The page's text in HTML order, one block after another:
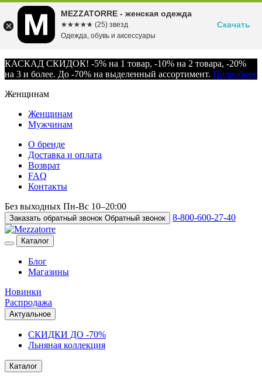
КАСКАД СКИДОК! -5% на 1 товар, -10% на 2 товара, -20%
на 3 и более. До -70% на выделенный ассортимент. Подробнее
Женщинам
Женщинам
Мужчинам
О бренде
Доставка и оплата
Возврат
FAQ
Контакты
Без выходных Пн-Вс 10–20:00
Заказать обратный звонок Обратный звонок 8-800-600-27-40
Каталог
Блог
Магазины
Новинки
Распродажа
Актуальное
СКИДКИ ДО -70%
Льняная коллекция
Каталог
MEZZATORRE - женская одежда
☆☆☆☆☆
★★★★★ (25) звезд
Одежда, обувь и аксессуары
Скачать